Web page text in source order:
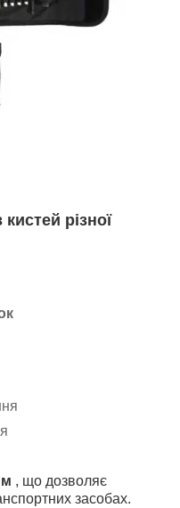
різної
, що дозволяє
засобах.